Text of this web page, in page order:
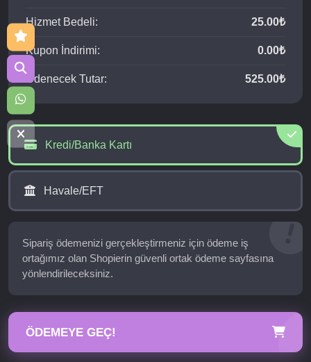
Hizmet Bedeli: 25.00₺
Kupon İndirimi: 0.00₺
Ödenecek Tutar: 525.00₺
Kredi/Banka Kartı
Havale/EFT
Sipariş ödemenizi gerçekleştirmeniz için ödeme iş
ortağımız olan Shopierin güvenli ortak ödeme sayfasına
yönlendirileceksiniz.
ÖDEMEYE GEÇ!